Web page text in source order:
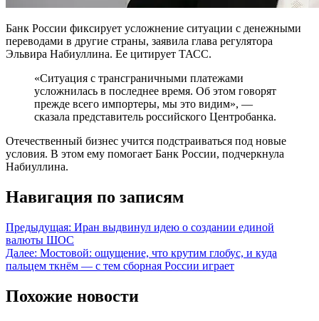
Банк России фиксирует усложнение ситуации с денежными
переводами в другие страны, заявила глава регулятора
Эльвира Набиуллина. Ее цитирует ТАСС.
«Ситуация с трансграничными платежами
усложнилась в последнее время. Об этом говорят
прежде всего импортеры, мы это видим», —
сказала представитель российского Центробанка.
Отечественный бизнес учится подстраиваться под новые
условия. В этом ему помогает Банк России, подчеркнула
Набиуллина.
Навигация по записям
Предыдущая: Иран выдвинул идею о создании единой
валюты ШОС
Далее: Мостовой: ощущение, что крутим глобус, и куда
пальцем ткнём — с тем сборная России играет
Похожие новости